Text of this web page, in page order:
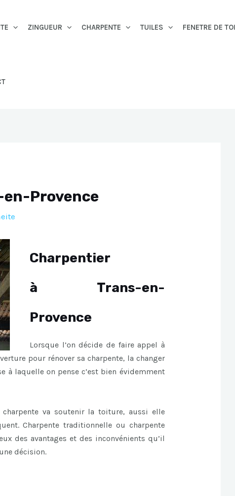
ZINGUEUR CHARPENTE TUILES FENETRE DE
Provence
Charpentier
à Trans-en-
Provence
Lorsque l’on décide de faire appel à
pour rénover sa charpente, la changer
à laquelle on pense c’est bien évidemment
charpente va soutenir la toiture, aussi elle
Charpente traditionnelle ou charpente
des avantages et des inconvénients qu’il
décision.